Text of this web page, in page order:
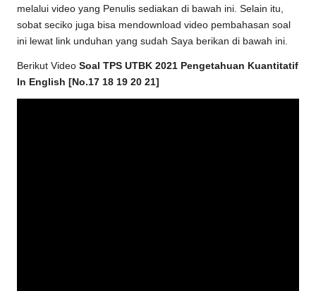
melalui video yang Penulis sediakan di bawah ini. Selain itu,
sobat seciko juga bisa mendownload video pembahasan soal
ini lewat link unduhan yang sudah Saya berikan di bawah ini.
Berikut Video Soal TPS UTBK 2021 Pengetahuan Kuantitatif
In English [No.17 18 19 20 21]